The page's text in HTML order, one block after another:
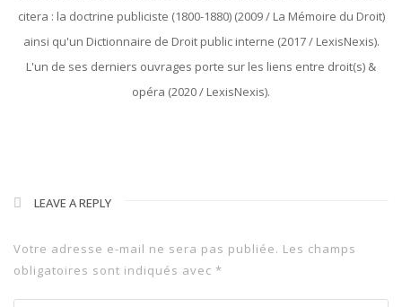
citera : la doctrine publiciste (1800-1880) (2009 / La Mémoire du Droit)
ainsi qu'un Dictionnaire de Droit public interne (2017 / LexisNexis).
L'un de ses derniers ouvrages porte sur les liens entre droit(s) &
opéra (2020 / LexisNexis).
LEAVE A REPLY
Votre adresse e-mail ne sera pas publiée. Les champs
obligatoires sont indiqués avec *